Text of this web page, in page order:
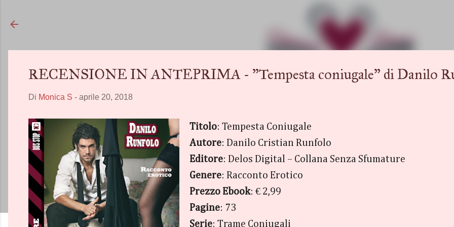
RECENSIONE IN ANTEPRIMA - "Tempesta coniugale" di Danilo
Di Monica S - aprile 20, 2018
Titolo: Tempesta Coniugale
Autore: Danilo Cristian Runfolo
Editore: Delos Digital – Collana Senza Sfumature
Genere: Racconto Erotico
Prezzo Ebook: € 2,99
Pagine: 73
Serie: Trame Coniugali